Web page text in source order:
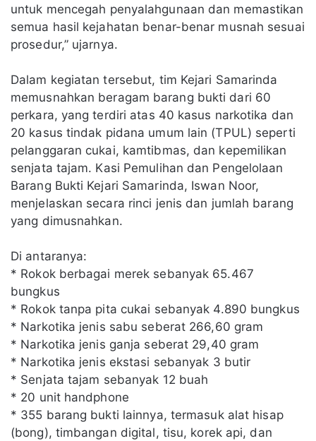
untuk mencegah penyalahgunaan dan memastikan
semua hasil kejahatan benar-benar musnah sesuai
prosedur,” ujarnya.
Dalam kegiatan tersebut, tim Kejari Samarinda
memusnahkan beragam barang bukti dari 60
perkara, yang terdiri atas 40 kasus narkotika dan
20 kasus tindak pidana umum lain (TPUL) seperti
pelanggaran cukai, kamtibmas, dan kepemilikan
senjata tajam. Kasi Pemulihan dan Pengelolaan
Barang Bukti Kejari Samarinda, Iswan Noor,
menjelaskan secara rinci jenis dan jumlah barang
yang dimusnahkan.
Di antaranya:
* Rokok berbagai merek sebanyak 65.467
bungkus
* Rokok tanpa pita cukai sebanyak 4.890 bungkus
* Narkotika jenis sabu seberat 266,60 gram
* Narkotika jenis ganja seberat 29,40 gram
* Narkotika jenis ekstasi sebanyak 3 butir
* Senjata tajam sebanyak 12 buah
* 20 unit handphone
* 355 barang bukti lainnya, termasuk alat hisap
(bong), timbangan digital, tisu, korek api, dan